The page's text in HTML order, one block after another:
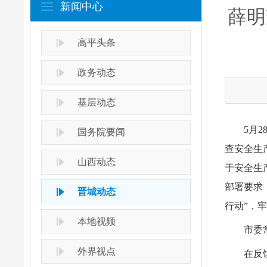
新闻中心
高平头条
政务动态
基层动态
国务院要闻
山西动态
晋城动态
本地视频
外界视点
薛
5月
查安全生
于安全生
部署要求
行动”，
市委
在反